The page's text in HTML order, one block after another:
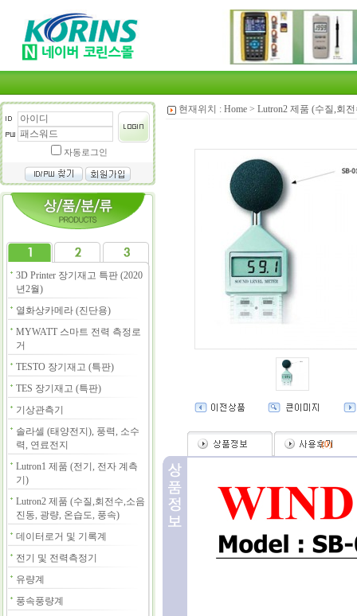
자동로그인
3D Printer 장기재고 특판 (2020
년2월)
열화상카메라 (진단용)
MYWATT 스마트 전력 측정로
거
TESTO 장기재고 (특판)
TES 장기재고 (특판)
기상관측기
솔라셀 (태양전지), 풍력, 소수
력, 연료전지
Lutron1 제품 (전기, 전자 계측
기)
Lutron2 제품 (수질,회전수,소음
진동, 광량, 온습도, 풍속)
데이터로거 및 기록계
전기 및 전력측정기
유량계
풍속풍량계
현재위치 : Home > Lutron2 제품 (수질,회
(0)